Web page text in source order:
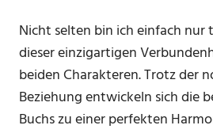
Nicht selten bin ich einfach
dieser einzigartigen
beiden Charakteren. Trotz der
Beziehung entwickeln sich die
Buchs zu einer perfekten